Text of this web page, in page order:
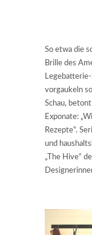
So etwa die
Brille des
vorgaukeln
Schau,
Exponate:
Rezepte“.
und
„The Hive“